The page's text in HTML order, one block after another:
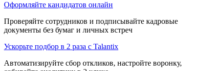
Оформляйте кандидатов онлайн
Проверяйте сотрудников и подписывайте кадровые
документы без бумаг и личных встреч
Ускорьте подбор в 2 раза с Talantix
Автоматизируйте сбор откликов, настройте воронку,